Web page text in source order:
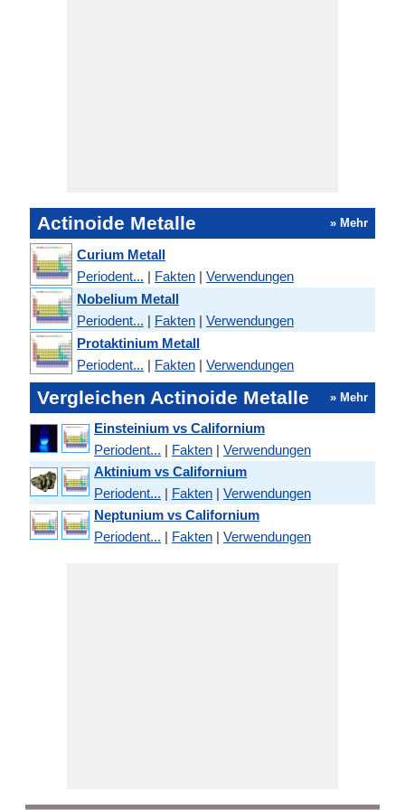
Actinoide Metalle » Mehr
Curium Metall
Periodent... | Fakten | Verwendungen
Nobelium Metall
Periodent... | Fakten | Verwendungen
Protaktinium Metall
Periodent... | Fakten | Verwendungen
Vergleichen Actinoide Metalle » Mehr
Einsteinium vs Californium
Periodent... | Fakten | Verwendungen
Aktinium vs Californium
Periodent... | Fakten | Verwendungen
Neptunium vs Californium
Periodent... | Fakten | Verwendungen